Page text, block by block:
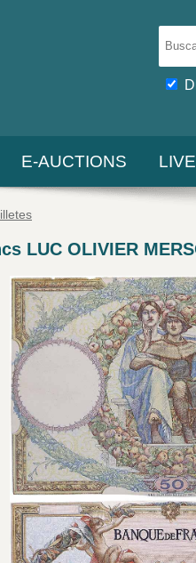
E-AUCTIONS
LUC OLIVIER